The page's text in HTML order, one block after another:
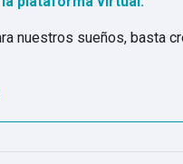
nuestros sueños, basta